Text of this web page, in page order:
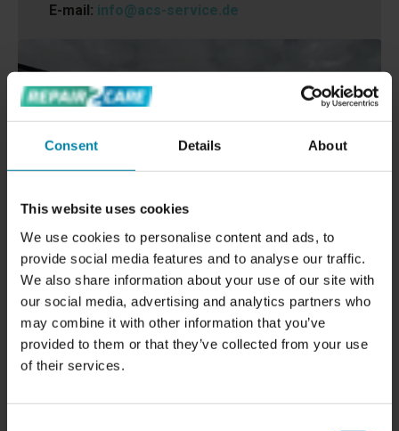
Consent Details About
This website uses cookies
We use cookies to personalise content and ads, to
provide social media features and to analyse our traffic.
We also share information about your use of our site with
our social media, advertising and analytics partners who
may combine it with other information that you’ve
provided to them or that they’ve collected from your use
of their services.
E-mail: info@acs-service.de
ÅBNINGSTIDER:
Mandag:8.00 - 17.00
Tirsdag:8.00 - 17.00
Torsdag:8.00 - 17.00